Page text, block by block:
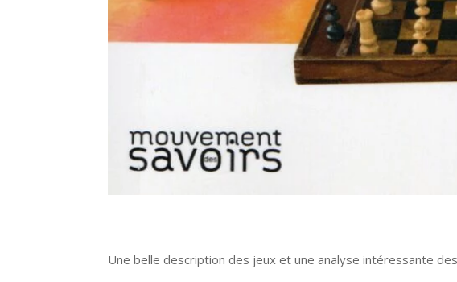
Une belle description des jeux et une analyse intéressante